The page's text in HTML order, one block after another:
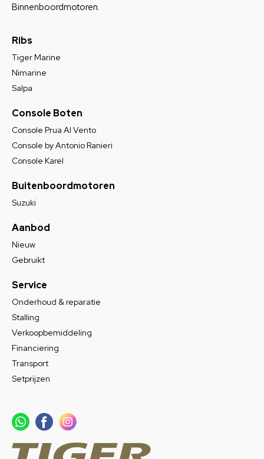
Binnenboordmotoren.
Ribs
Tiger Marine
Nimarine
Salpa
Console Boten
Console Prua Al Vento
Console by Antonio Ranieri
Console Karel
Buitenboordmotoren
Suzuki
Aanbod
Nieuw
Gebruikt
Service
Onderhoud & reparatie
Stalling
Verkoopbemiddeling
Financiering
Transport
Setprijzen